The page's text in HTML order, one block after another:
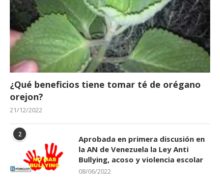
¿Qué beneficios tiene tomar té de orégano
orejon?
21/12/2022
2
Aprobada en primera discusión en
la AN de Venezuela la Ley Anti
Bullying, acoso y violencia escolar
08/06/2022